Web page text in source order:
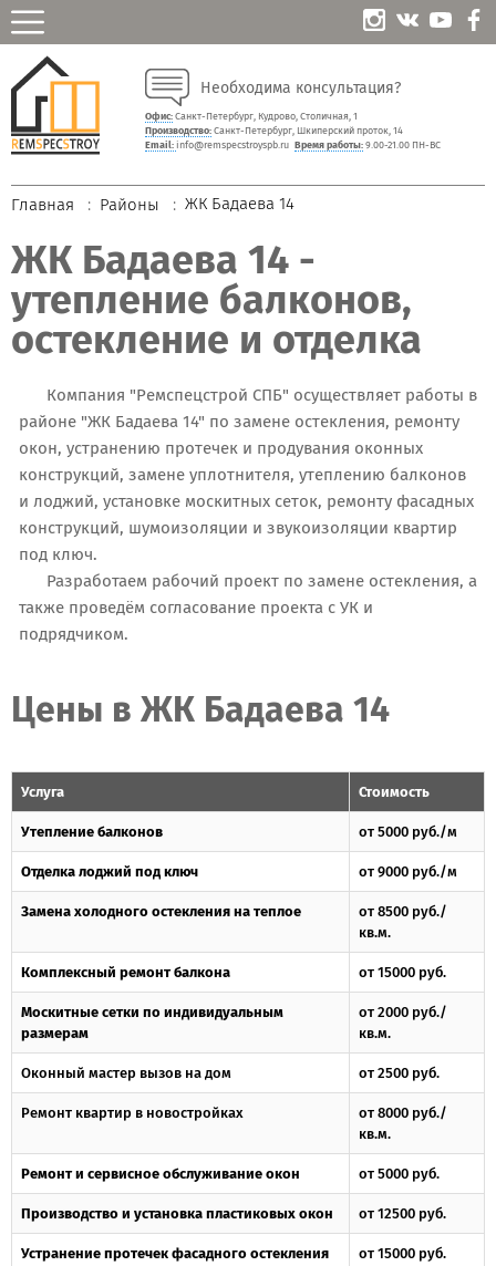
Необходима консультация?
Офис:Санкт-Петербург, Кудрово, Столичная, 1
Производство:Санкт-Петербург, Шкиперский проток, 14
Email: info@remspecstroyspb.ru Время работы:9.00-21.00 ПН-ВС
Главная Районы ЖК Бадаева 14
ЖК Бадаева 14 -
утепление балконов,
остекление и отделка
Компания "Ремспецстрой СПБ" осуществляет работы в
районе "ЖК Бадаева 14" по замене остекления, ремонту
окон, устранению протечек и продувания оконных
конструкций, замене уплотнителя, утеплению балконов
и лоджий, установке москитных сеток, ремонту фасадных
конструкций, шумоизоляции и звукоизоляции квартир
под ключ.
Разработаем рабочий проект по замене остекления, а
также проведём согласование проекта с УК и
подрядчиком.
Цены в ЖК Бадаева 14
Услуга Стоимость
Утепление балконов от 5000 руб./м
Отделка лоджий под ключ от 9000 руб./м
Замена холодного остекления на теплое
от 8500 руб./
кв.м.
Комплексный ремонт балкона от 15000 руб.
Москитные сетки по индивидуальным
размерам
от 2000 руб./
кв.м.
Оконный мастер вызов на дом от 2500 руб.
Ремонт квартир в новостройках
от 8000 руб./
кв.м.
Ремонт и сервисное обслуживание окон от 5000 руб.
Производство и установка пластиковых окон от 12500 руб.
Устранение протечек фасадного остекления от 15000 руб.